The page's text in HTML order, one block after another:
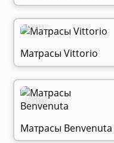
6 шт.
Матрасы Vittorio
6 шт.
Матрасы Benvenuta